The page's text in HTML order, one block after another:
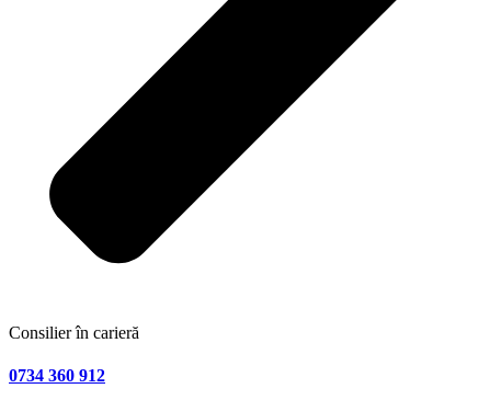
Consilier în carieră
0734 360 912